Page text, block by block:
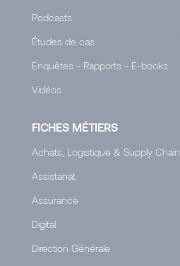
Podcasts
Études de cas
Enquêtes - Rapports - E-books
Vidéos
FICHES MÉTIERS
Achats, Logistique & Supply Chain
Assistanat
Assurance
Digital
Direction Générale